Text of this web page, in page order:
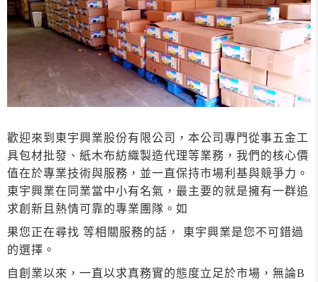
歡迎來到東宇興業股份有限公司，本公司專門從事五金工
具包材批發、紙木布紡織製造代理等業務，我們的核心價
值在於專業技術與服務，並一直保持市場利基與競爭力。
東宇興業在同業當中小有名氣，最主要的就是擁有一群追
求創新且熱情可靠的專業團隊。如
果您正在尋找 等相關服務的話， 東宇興業是您不可錯過
的選擇。
自創業以來，一直以求真務實的態度立足於市場，無論B